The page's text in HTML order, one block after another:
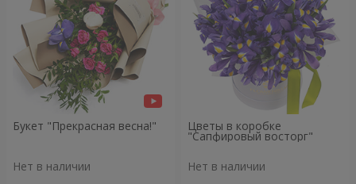
Букет "Прекрасная весна!"
Нет в наличии
Цветы в коробке
"Сапфировый восторг"
Нет в наличии